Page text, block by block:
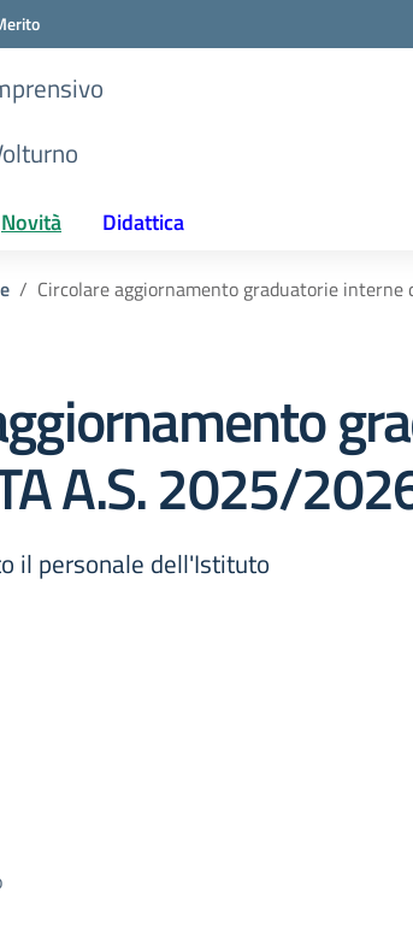
Novità Didattica
Circolare aggiornamento graduatorie
A.S. 2025/
il personale dell'Istituto